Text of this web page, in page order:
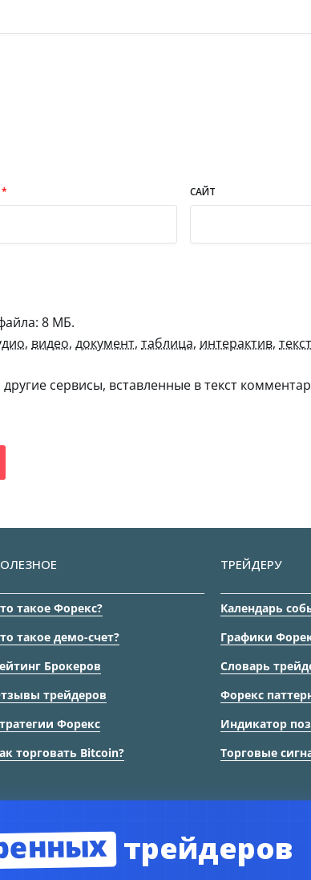
* САЙТ
8 МБ.
, видео, документ, таблица, интерактив, текст
сервисы, вставленные в текст
такое Форекс?
такое демо-счет?
Брокеров
трейдеров
Форекс
торговать Bitcoin?
ТРЕЙДЕРУ
Календарь
Графики
Словарь
Форекс
Индикатор
Торговые
трейдеров